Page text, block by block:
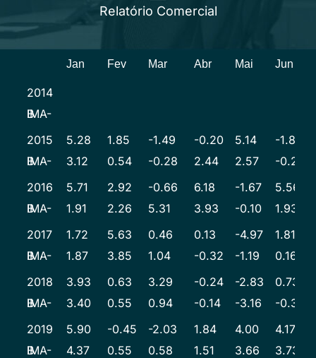
Relatório Comercial
Jan Fev Mar Abr Mai Jun
2014
IMA-B
2015
5.28 1.85 -1.49 -0.20 5.14 -1.84
IMA-B
3.12 0.54 -0.28 2.44 2.57 -0.27
2016
5.71 2.92 -0.66 6.18 -1.67 5.56
IMA-B
1.91 2.26 5.31 3.93 -0.10 1.93
2017
1.72 5.63 0.46 0.13 -4.97 1.81
IMA-B
1.87 3.85 1.04 -0.32 -1.19 0.16
2018
3.93 0.63 3.29 -0.24 -2.83 0.73
IMA-B
3.40 0.55 0.94 -0.14 -3.16 -0.32
2019
5.90 -0.45 -2.03 1.84 4.00 4.17
IMA-B
4.37 0.55 0.58 1.51 3.66 3.73